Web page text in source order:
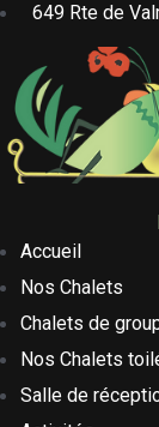
649 Rte de
Accueil
Nos Chalets
Chalets de
Nos Chalets
Salle de